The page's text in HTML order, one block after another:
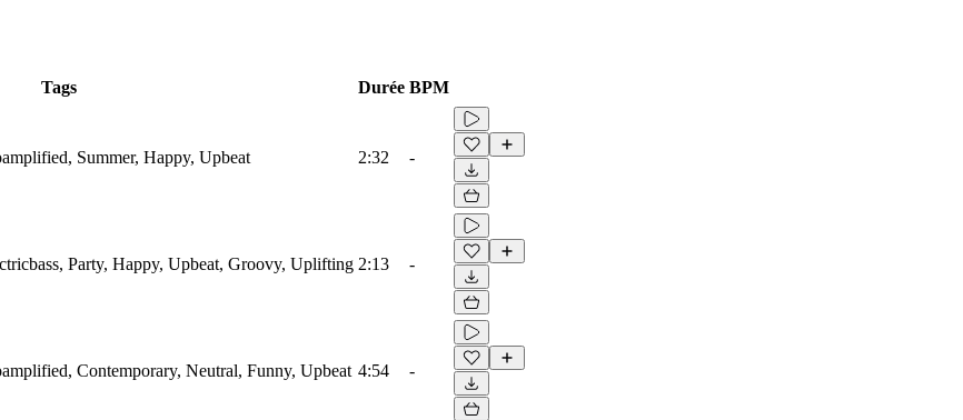
Tags Durée BPM
Summer, Happy, Upbeat 2:32 -
Party, Happy, Upbeat, Groovy, Uplifting 2:13 -
Contemporary, Neutral, Funny, Upbeat 4:54 -